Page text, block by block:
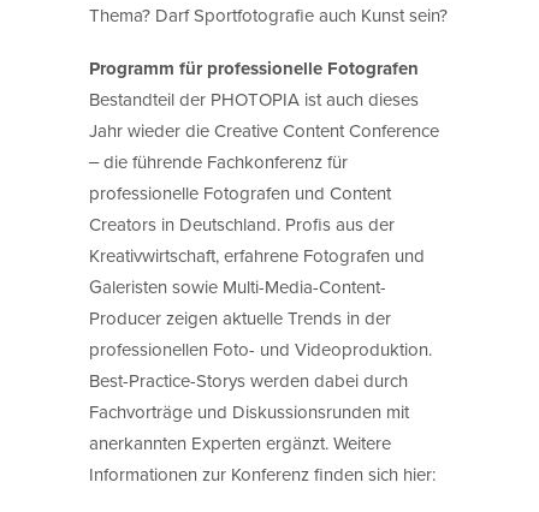
Thema? Darf Sportfotografie auch Kunst sein?
Programm für professionelle Fotografen
Bestandteil der PHOTOPIA ist auch dieses
Jahr wieder die Creative Content Conference
‒ die führende Fachkonferenz für
professionelle Fotografen und Content
Creators in Deutschland. Profis aus der
Kreativwirtschaft, erfahrene Fotografen und
Galeristen sowie Multi-Media-Content-
Producer zeigen aktuelle Trends in der
professionellen Foto- und Videoproduktion.
Best-Practice-Storys werden dabei durch
Fachvorträge und Diskussionsrunden mit
anerkannten Experten ergänzt. Weitere
Informationen zur Konferenz finden sich hier: